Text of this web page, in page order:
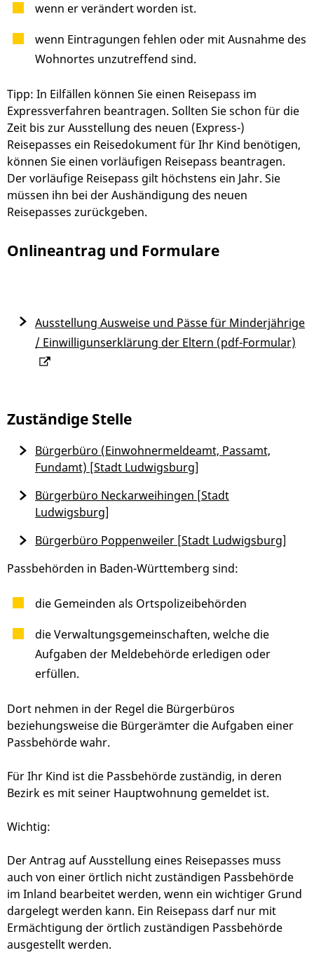
wenn er verändert worden ist.
wenn Eintragungen fehlen oder mit Ausnahme des
Wohnortes unzutreffend sind.
Tipp: In Eilfällen können Sie einen Reisepass im
Expressverfahren beantragen. Sollten Sie schon für die
Zeit bis zur Ausstellung des neuen (Express-)
Reisepasses ein Reisedokument für Ihr Kind benötigen,
können Sie einen vorläufigen Reisepass beantragen.
Der vorläufige Reisepass gilt höchstens ein Jahr. Sie
müssen ihn bei der Aushändigung des neuen
Reisepasses zurückgeben.
Onlineantrag und Formulare
Ausstellung Ausweise und Pässe für Minderjährige
/ Einwilligunserklärung der Eltern (pdf-Formular)
Zuständige Stelle
Passbehörden in Baden-Württemberg sind:
die Gemeinden als Ortspolizeibehörden
die Verwaltungsgemeinschaften, welche die
Aufgaben der Meldebehörde erledigen oder
erfüllen.
Dort nehmen in der Regel die Bürgerbüros
beziehungsweise die Bürgerämter die Aufgaben einer
Passbehörde wahr.
Für Ihr Kind ist die Passbehörde zuständig, in deren
Bezirk es mit seiner Hauptwohnung gemeldet ist.
Wichtig:
Der Antrag auf Ausstellung eines Reisepasses muss
auch von einer örtlich nicht zuständigen Passbehörde
im Inland bearbeitet werden, wenn ein wichtiger Grund
dargelegt werden kann. Ein Reisepass darf nur mit
Ermächtigung der örtlich zuständigen Passbehörde
ausgestellt werden.
Bürgerbüro (Einwohnermeldeamt, Passamt,
Fundamt) [Stadt Ludwigsburg]
Bürgerbüro Neckarweihingen [Stadt
Ludwigsburg]
Bürgerbüro Poppenweiler [Stadt Ludwigsburg]